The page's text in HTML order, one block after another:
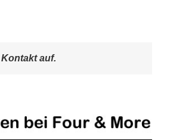
Kontakt auf.